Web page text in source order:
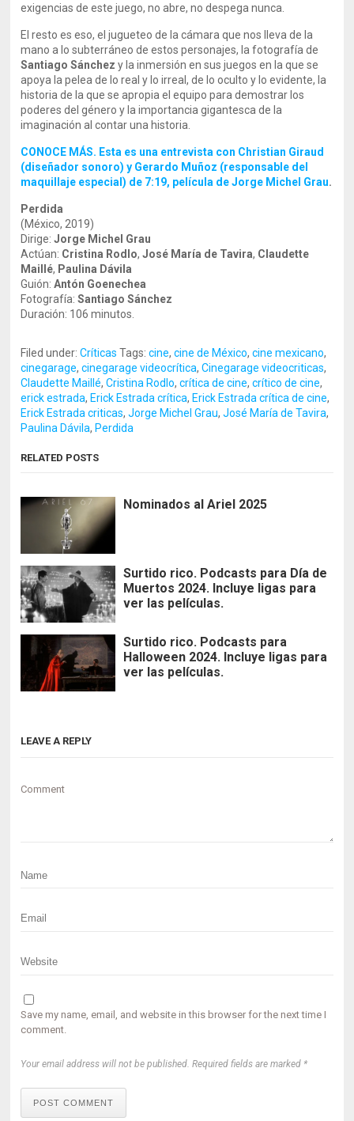
exigencias de este juego, no abre, no despega nunca.
El resto es eso, el jugueteo de la cámara que nos lleva de la
mano a lo subterráneo de estos personajes, la fotografía de
Santiago Sánchez y la inmersión en sus juegos en la que se
apoya la pelea de lo real y lo irreal, de lo oculto y lo evidente, la
historia de la que se apropia el equipo para demostrar los
poderes del género y la importancia gigantesca de la
imaginación al contar una historia.
CONOCE MÁS. Esta es una entrevista con Christian Giraud
(diseñador sonoro) y Gerardo Muñoz (responsable del
maquillaje especial) de 7:19, película de Jorge Michel Grau.
Perdida
(México, 2019)
Dirige:Jorge Michel Grau
Actúan: Cristina Rodlo,José María de Tavira, Claudette
Maillé, Paulina Dávila
Guión:Antón Goenechea
Fotografía:Santiago Sánchez
Duración: 106 minutos.
Filed under:Críticas Tags:cine,cine de México,cine mexicano,
cinegarage,cinegarage videocrítica,Cinegarage videocriticas,
Claudette Maillé,Cristina Rodlo,crítica de cine,crítico de cine,
erick estrada, Erick Estrada crítica, Erick Estrada crítica de cine,
Erick Estrada criticas,Jorge Michel Grau,José María de Tavira,
Paulina Dávila, Perdida
RELATED POSTS
Nominados al Ariel 2025
Surtido rico. Podcasts para Día de
Muertos 2024. Incluye ligas para
ver las películas.
Surtido rico. Podcasts para
Halloween 2024. Incluye ligas para
ver las películas.
LEAVE A REPLY
Comment
Save my name, email, and website in this browser for the next time I
comment.
Your email address will not be published. Required fields are marked *
POST COMMENT